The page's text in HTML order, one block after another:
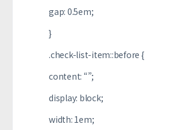
gap: 0.5em;
}
.check-list-item::before {
content: “”;
display: block;
width: 1em;